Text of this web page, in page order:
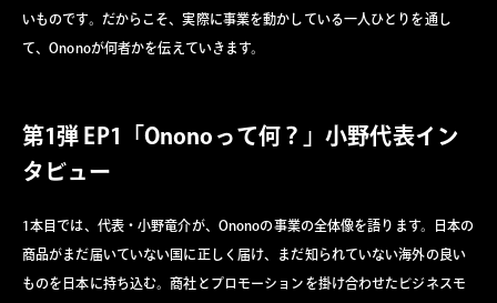
いものです。だからこそ、実際に事業を動かしている一人ひとりを通し
て、Ononoが何者かを伝えていきます。
第1弾 EP1「Ononoって何？」小野代表イン
タビュー
1本目では、代表・小野竜介が、Ononoの事業の全体像を語ります。日本の
商品がまだ届いていない国に正しく届け、まだ知られていない海外の良い
ものを日本に持ち込む。商社とプロモーションを掛け合わせたビジネスモ